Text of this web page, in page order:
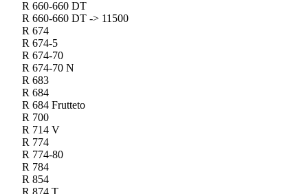
R 660-660 DT
R 660-660 DT -> 11500
R 674
R 674-5
R 674-70
R 674-70 N
R 683
R 684
R 684 Frutteto
R 700
R 714 V
R 774
R 774-80
R 784
R 854